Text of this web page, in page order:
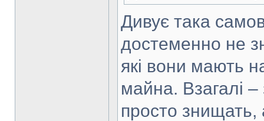
Дивує така
достеменно не
які вони мають
майна. Взагалі
просто знищать,